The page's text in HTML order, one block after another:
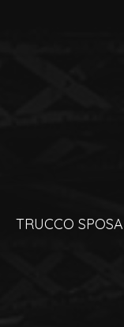
TRUCCO SPOSA